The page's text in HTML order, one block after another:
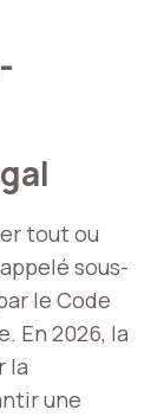
tout ou
sous-
le Code
En 2026, la
la
une